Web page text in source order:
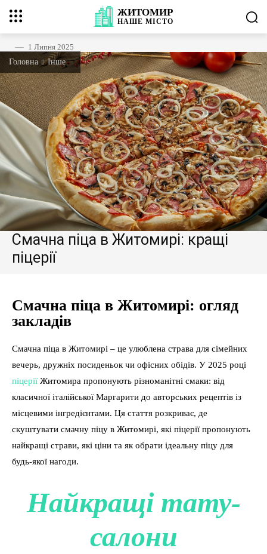
ЖИТОМИР
НАШЕМІСТО
1 Липня 2025
Головна
Інше
Смачна піца в Житомирі: кращі
піцерії
Смачна піца в Житомирі: огляд
закладів
Смачна піца в Житомирі – це улюблена страва для сімейних
вечерь, дружніх посиденьок чи офісних обідів. У 2025 році
піцерії Житомира пропонують різноманітні смаки: від
класичної італійської Маргарити до авторських рецептів із
місцевими інгредієнтами. Ця стаття розкриває, де
скуштувати смачну піцу в Житомирі, які піцерії пропонують
найкращі страви, які ціни та як обрати ідеальну піцу для
будь-якої нагоди.
Найкращі тату-
салони